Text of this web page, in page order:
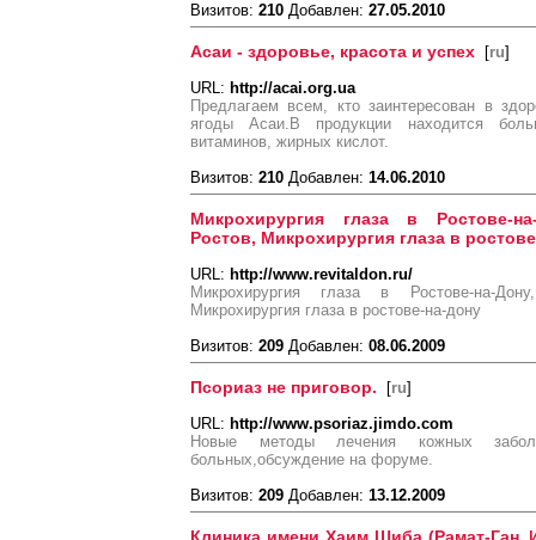
Визитов: 210 Добавлен: 27.05.2010
Асаи - здоровье, красота и успех [ru]
URL: http://acai.org.ua
Предлагаем всем, кто заинтересован в
ягоды Асаи.В продукции находится
витаминов, жирных кислот.
Визитов: 210 Добавлен: 14.06.2010
Микрохирургия глаза в Ростове-
Ростов, Микрохирургия глаза в
URL: http://www.revitaldon.ru/
Микрохирургия глаза в Ростове-на-
Микрохирургия глаза в ростове-на-дону
Визитов: 209 Добавлен: 08.06.2009
Псориаз не приговор. [ru]
URL: http://www.psoriaz.jimdo.com
Новые методы лечения кожных
больных,обсуждение на форуме.
Визитов: 209 Добавлен: 13.12.2009